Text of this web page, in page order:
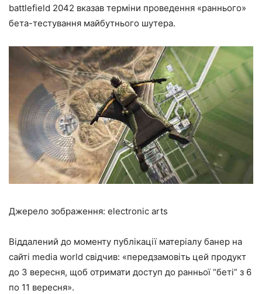
battlefield 2042 вказав терміни проведення «раннього»
бета-тестування майбутнього шутера.
Джерело зображення: electronic arts
Віддалений до моменту публікації матеріалу банер на
сайті media world свідчив: «передзамовіть цей продукт
до 3 вересня, щоб отримати доступ до ранньої “беті” з 6
по 11 вересня».